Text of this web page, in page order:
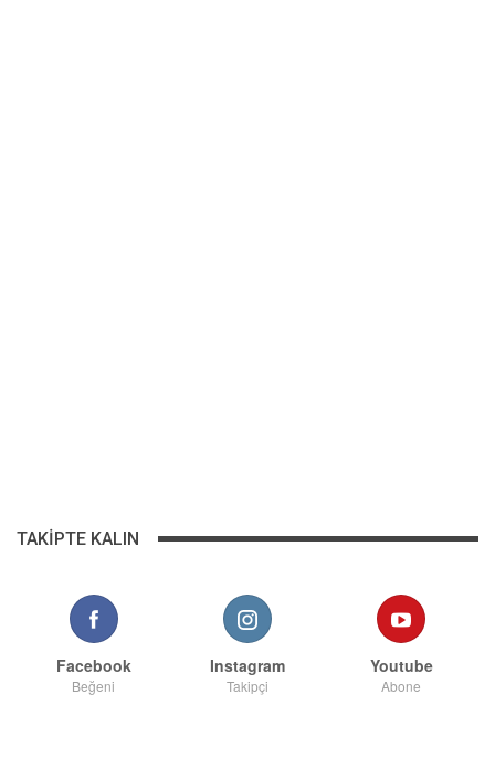
TAKIPTE KALIN
Facebook
Beğeni
Instagram
Takipçi
Youtube
Abone